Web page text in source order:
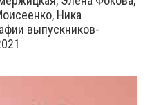
Ника
выпускников-